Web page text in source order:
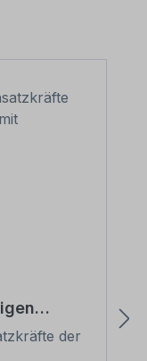
der